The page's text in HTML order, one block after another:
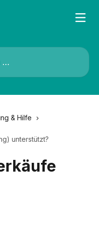
& Hilfe
unterstützt?